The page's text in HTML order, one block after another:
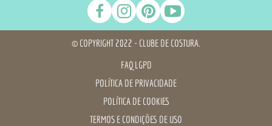
© COPYRIGHT 2022 - CLUBE DE COSTURA.
FAQ LGPD
POLÍTICA DE PRIVACIDADE
POLÍTICA DE COOKIES
TERMOS E CONDIÇÕES DE USO